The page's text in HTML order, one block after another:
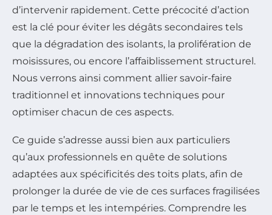
d’intervenir rapidement. Cette précocité d’action
est la clé pour éviter les dégâts secondaires tels
que la dégradation des isolants, la prolifération de
moisissures, ou encore l’affaiblissement structurel.
Nous verrons ainsi comment allier savoir-faire
traditionnel et innovations techniques pour
optimiser chacun de ces aspects.
Ce guide s’adresse aussi bien aux particuliers
qu’aux professionnels en quête de solutions
adaptées aux spécificités des toits plats, afin de
prolonger la durée de vie de ces surfaces fragilisées
par le temps et les intempéries. Comprendre les